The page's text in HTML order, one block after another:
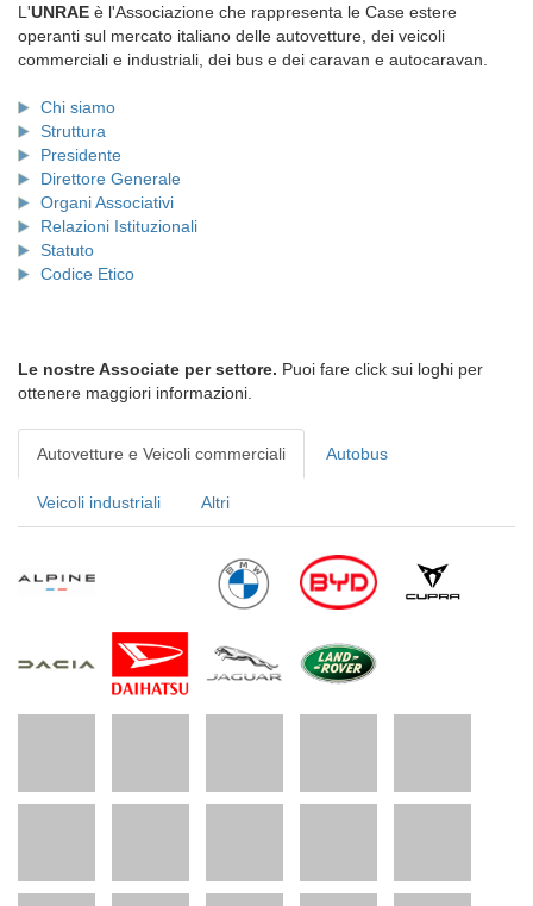
L'UNRAE è l'Associazione che rappresenta le Case estere
operanti sul mercato italiano delle autovetture, dei veicoli
commerciali e industriali, dei bus e dei caravan e autocaravan.
Chi siamo
Struttura
Presidente
Direttore Generale
Organi Associativi
Relazioni Istituzionali
Statuto
Codice Etico
Le nostre Associate per settore. Puoi fare click sui loghi per
ottenere maggiori informazioni.
Autovetture e Veicoli commerciali Autobus
Veicoli industriali Altri